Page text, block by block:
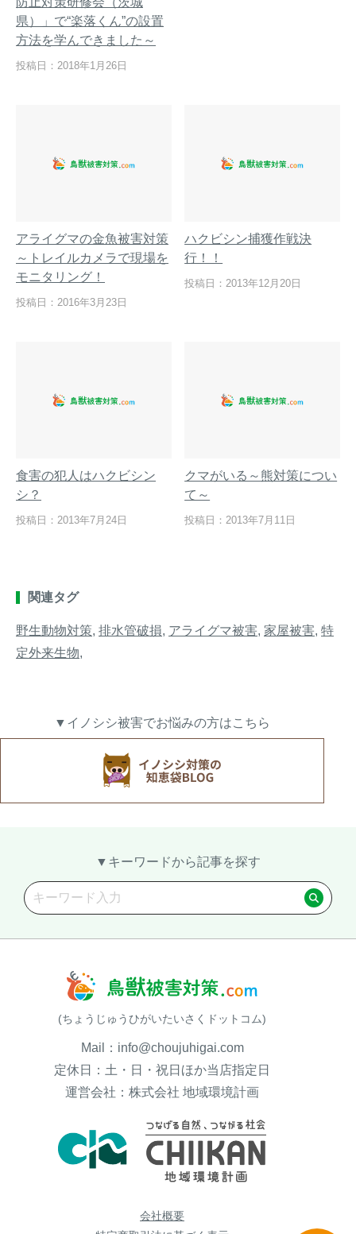
県）」で“楽落くん”の設置
方法を学んできました～
投稿日：2018年1月26日
アライグマの金魚被害対策
～トレイルカメラで現場を
モニタリング！
投稿日：2016年3月23日
ハクビシン捕獲作戦決
行！！
投稿日：2013年12月20日
食害の犯人はハクビシン
シ？
投稿日：2013年7月24日
クマがいる～熊対策につい
て～
投稿日：2013年7月11日
関連タグ
野生動物対策, 排水管破損, アライグマ被害, 家屋被害, 特
定外来生物,
▼イノシシ被害でお悩みの方はこちら
▼キーワードから記事を探す
(ちょうじゅうひがいたいさくドットコム)
Mail：info@choujuhigai.com
定休日：土・日・祝日ほか当店指定日
運営会社：株式会社 地域環境計画
会社概要